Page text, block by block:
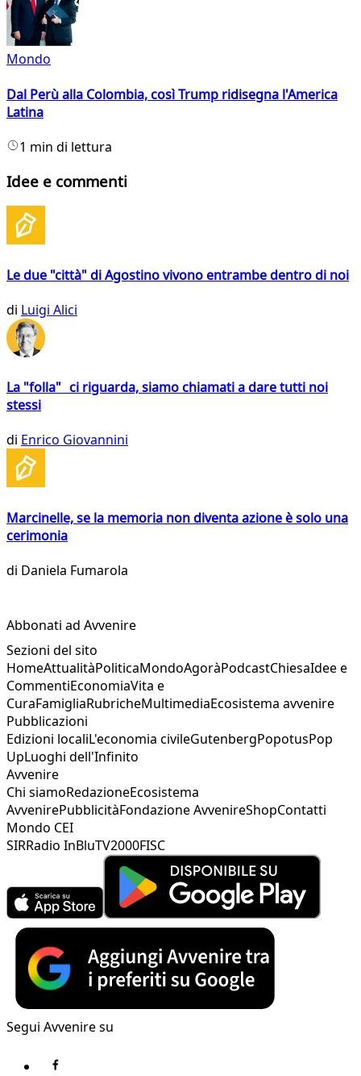
Mondo
Dal Perù alla Colombia, così Trump ridisegna l'America
Latina
1 min di lettura
Idee e commenti
Le due "città" di Agostino vivono entrambe dentro di noi
di Luigi Alici
La "folla" ci riguarda, siamo chiamati a dare tutti noi
stessi
di Enrico Giovannini
Marcinelle, se la memoria non diventa azione è solo una
cerimonia
di Daniela Fumarola
Abbonati ad Avvenire
Sezioni del sito
HomeAttualitàPoliticaMondoAgoràPodcastChiesaIdee e
CommentiEconomiaVita e
CuraFamigliaRubricheMultimediaEcosistema avvenire
Pubblicazioni
Edizioni localiL'economia civileGutenbergPopotusPop
UpLuoghi dell'Infinito
Avvenire
Chi siamoRedazioneEcosistema
AvvenirePubblicitàFondazione AvvenireShopContatti
Mondo CEI
SIRRadio InBluTV2000FISC
Segui Avvenire su